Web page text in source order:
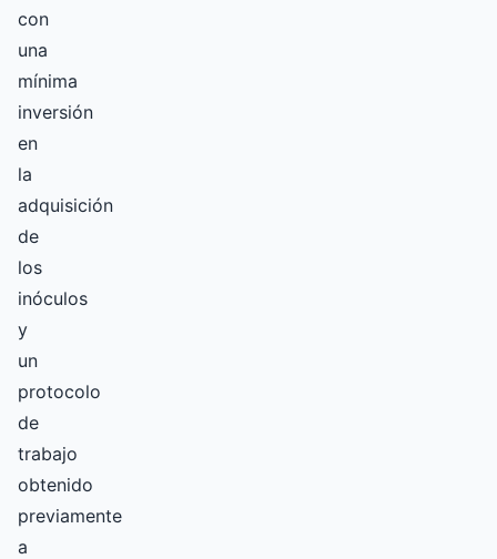
con
una
mínima
inversión
en
la
adquisición
de
los
inóculos
y
un
protocolo
de
trabajo
obtenido
previamente
a